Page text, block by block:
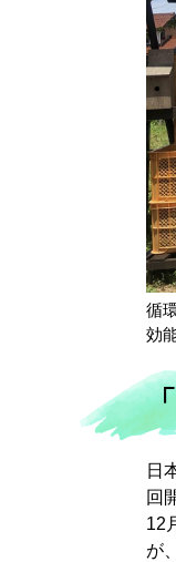
循
効
日
回
12
が